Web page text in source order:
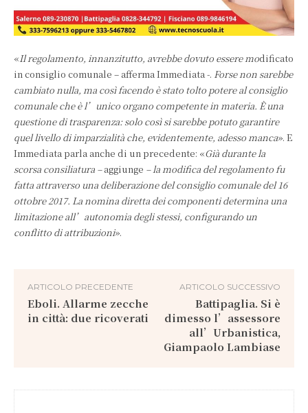
«Il regolamento, innanzitutto, avrebbe dovuto essere modificato
in consiglio comunale – afferma Immediata -. Forse non sarebbe
cambiato nulla, ma così facendo è stato tolto potere al consiglio
comunale che è l’unico organo competente in materia. È una
questione di trasparenza: solo così si sarebbe potuto garantire
quel livello di imparzialità che, evidentemente, adesso manca». E
Immediata parla anche di un precedente: «Già durante la
scorsa consiliatura –aggiunge – la modifica del regolamento fu
fatta attraverso una deliberazione del consiglio comunale del 16
ottobre 2017. La nomina diretta dei componenti determina una
limitazione all’autonomia degli stessi, configurando un
conflitto di attribuzioni».
ARTICOLO PRECEDENTE
Eboli. Allarme zecche
in città: due ricoverati
ARTICOLO SUCCESSIVO
Battipaglia. Si è
dimesso l’assessore
all’Urbanistica,
Giampaolo Lambiase